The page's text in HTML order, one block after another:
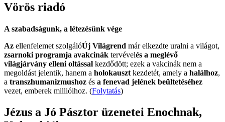
Vörös riadó
A szabadságunk, a létezésünk vége
Az ellenfelemet szolgálóÚj Világrend már elkezdte uralni a világot,
zsarnoki programja avakcinák tervévelés a meglévő
világjárvány elleni oltással kezdődött; ezek a vakcinák nem a
megoldást jelentik, hanem a holokauszt kezdetét, amely a halálhoz,
a transzhumanizmushoz és a fenevad jelének beültetéséhez
vezet, emberek millióihoz. (Folytatás)
Jézus a Jó Pásztor üzenetei Enochnak,